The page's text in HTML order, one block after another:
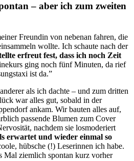
– aber ich zum zweiten
Freundin von nebenan fahren, die
wollte. Ich schaute nach der
erfreut fest, dass ich noch Zeit
ging noch fünf Minuten, da rief
ist da.”
als ich dachte – und zum dritten
war alles gut, sobald in der
ankam. Wir bauten alles auf,
passende Blumen zum Cover
nachdem sie losmoderiert
erwartet und wieder einmal so
hübsche (!) Leserinnen ich habe.
Mal ziemlich spontan kurz vorher